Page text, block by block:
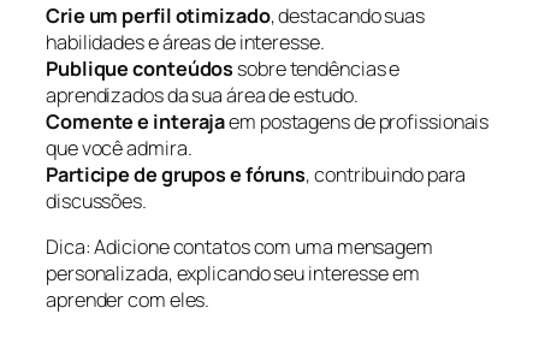
Crie um perfil otimizado, destacando suas
habilidades e áreas de interesse.
Publique conteúdos sobre tendências e
aprendizados da sua área de estudo.
Comente e interajaem postagens de profissionais
que você admira.
Participe de grupos e fóruns, contribuindo para
discussões.
Dica: Adicione contatos com uma mensagem
personalizada, explicando seu interesse em
aprender com eles.